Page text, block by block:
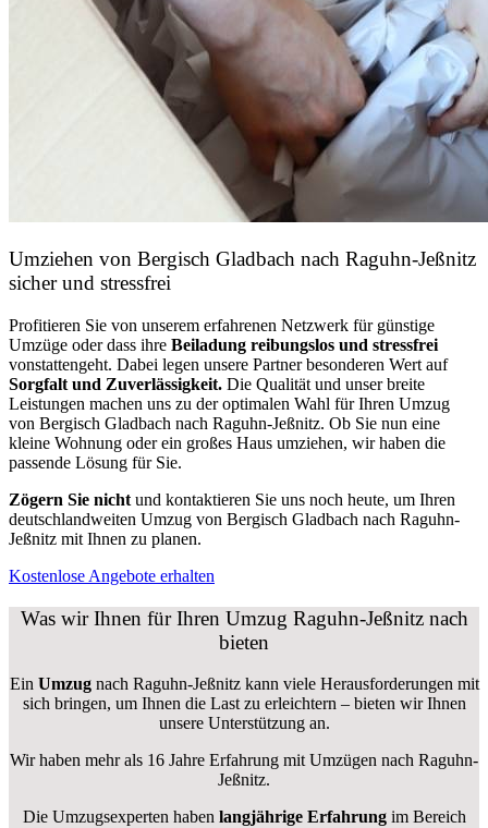
Umziehen von Bergisch Gladbach nach Raguhn-Jeßnitz
sicher und stressfrei
Profitieren Sie von unserem erfahrenen Netzwerk für günstige
Umzüge oder dass ihre Beiladung reibungslos und stressfrei
vonstattengeht. Dabei legen unsere Partner besonderen Wert auf
Sorgfalt und Zuverlässigkeit. Die Qualität und unser breite
Leistungen machen uns zu der optimalen Wahl für Ihren Umzug
von Bergisch Gladbach nach Raguhn-Jeßnitz. Ob Sie nun eine
kleine Wohnung oder ein großes Haus umziehen, wir haben die
passende Lösung für Sie.
Zögern Sie nicht und kontaktieren Sie uns noch heute, um Ihren
deutschlandweiten Umzug von Bergisch Gladbach nach Raguhn-
Jeßnitz mit Ihnen zu planen.
Kostenlose Angebote erhalten
Was wir Ihnen für Ihren Umzug Raguhn-Jeßnitz nach
bieten
Ein Umzugnach Raguhn-Jeßnitz kann viele Herausforderungen mit
sich bringen, um Ihnen die Last zu erleichtern – bieten wir Ihnen
unsere Unterstützung an.
Wir haben mehr als 16 Jahre Erfahrung mit Umzügen nach Raguhn-
Jeßnitz.
Die Umzugsexperten haben langjährige Erfahrungim Bereich